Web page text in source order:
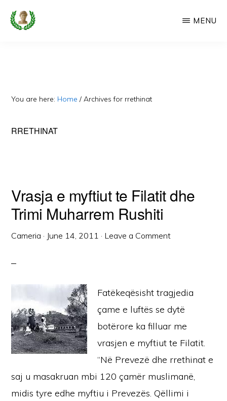
Skip
Faqe
Dedikuar
MENU
You are here: Home / Archives for rrethinat
RRETHINAT
Vrasja e myftiut te Filatit dhe
Trimi Muharrem Rushiti
Cameria · June 14, 2011 · Leave a Comment
Fatëkeqësisht tragjedia
çame e luftës se dytë
botërore ka filluar me
vrasjen e myftiut te Filatit.
“Në Prevezë dhe rrethinat e
saj u masakruan mbi 120 çamër muslimanë,
midis tyre edhe myftiu i Prevezës. Qëllimi i